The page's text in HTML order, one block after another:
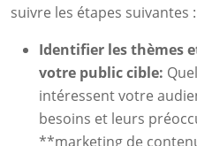
suivre les étapes suivantes :
Identifier les thèmes
votre public cible:
intéressent votre
besoins et leurs
**marketing de